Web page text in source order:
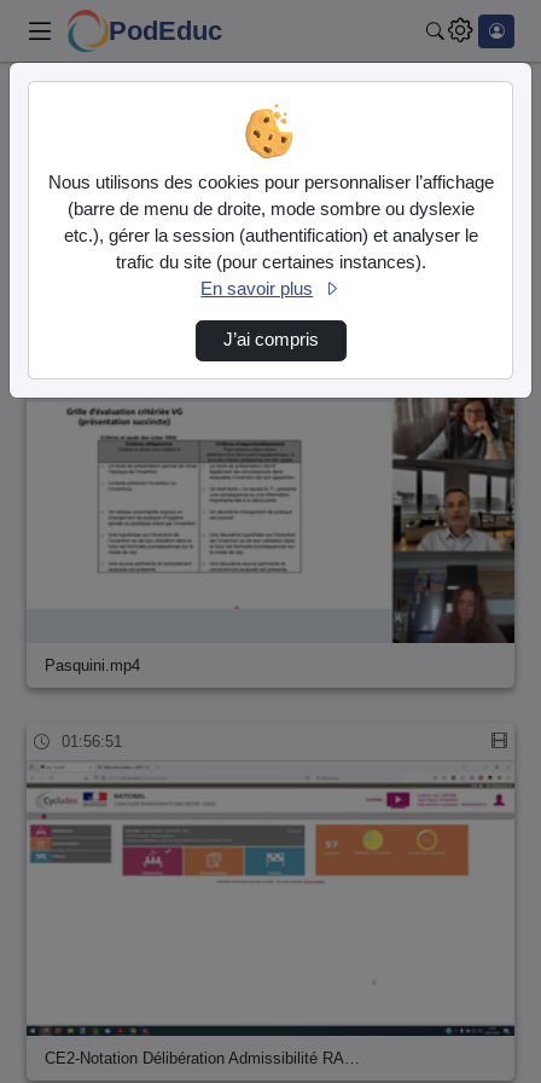
PodEduc
2 vidéos trouvées
Audio Vidéo
Direction de tri
Pasquini.mp4
01:56:51
CE2-Notation Délibération Admissibilité RA…
Nous utilisons des cookies pour personnaliser l’affichage
(barre de menu de droite, mode sombre ou dyslexie
etc.), gérer la session (authentification) et analyser le
trafic du site (pour certaines instances).
En savoir plus
J’ai compris